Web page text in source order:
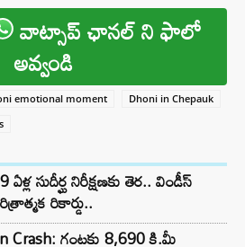
వాట్సాప్ ఛానల్ ని ఫాలో
అవ్వండి
emotional moment
Dhoni in Chepauk
సుదీర్ఘ నిరీక్షణకు తెర.. విండీస్
రికార్డు..
Crash: గంటకు 8,690 కి.మీ